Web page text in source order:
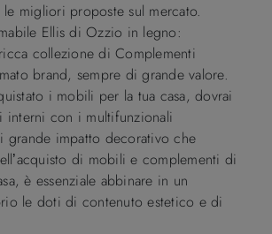
migliori proposte sul mercato.
Ellis di Ozzio in legno:
collezione di Complementi
brand, sempre di grande valore.
i mobili per la tua casa, dovrai
interni con i multifunzionali
grande impatto decorativo che
di mobili e complementi di
è essenziale abbinare in un
le doti di contenuto estetico e di